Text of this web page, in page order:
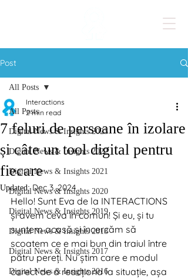
Post
All Posts
Digital News & Insights 2023
Digital News & Insights 2022
Digital News & Insights 2021
Digital News & Insights 2020
Digital News & Insights 2019
Digital News & Insights 2018
Digital News & Insights 2017
Digital News & Insights 2016
All Posts
7 feluri de persoane în izolare
și câte un tool digital pentru
fiecare
Interactions
2 min read
Updated: Dec 3, 2024
Hello! Sunt Eva de la INTERACTIONS
și avem ceva în comun! Și eu, și tu
suntem acasă și încercăm să
scoatem ce e mai bun din traiul între
patru pereți. Nu știm care e modul
corect de a reacționa la situație, așa